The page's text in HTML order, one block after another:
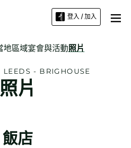
登入 / 加入
地區域宴會與活動照片
LEEDS - BRIGHOUSE
照片
飯店